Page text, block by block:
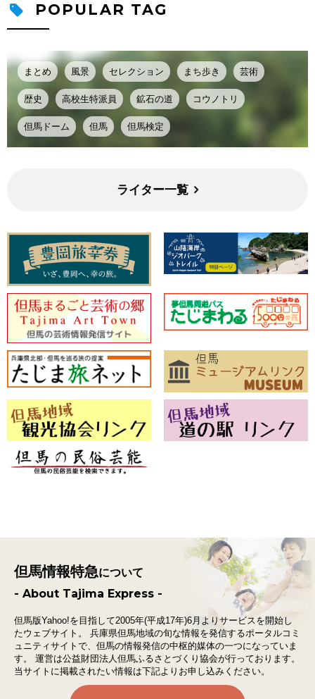
POPULAR TAG
まとめ 風景 セレクション まち歩き 芸術
歴史 高校生特派員 鉱石の道 コウノトリ
但馬ドーム 但馬 但馬検定
ライター一覧
但馬情報特急について
- About Tajima Express -
但馬版Yahoo!を目指して2005年(平成17年)6月よりサービスを開始し
たウェブサイト。
兵庫県但馬地域の旬な情報を発信するポータルコミ
ュニティサイトで、 但馬の情報発信の中枢的媒体の一つになっていま
す。
運営は公益財団法人但馬ふるさとづくり協会が行っております。
当サイトに掲載されたい情報は下記よりお申し込みください。